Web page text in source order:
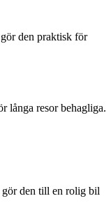
den praktisk för
långa resor behagliga.
gör den till en rolig bil